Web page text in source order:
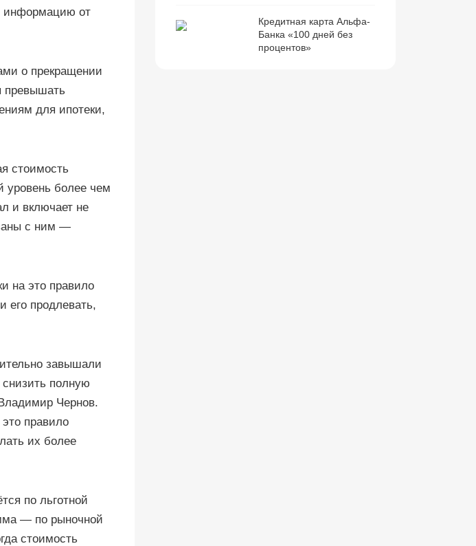
информацию от
о прекращении
превышать
для ипотеки,
стоимость
уровень более чем
и включает не
с ним —
на это правило
его продлевать,
завышали
снизить полную
Чернов.
правило
их более
по льготной
— по рыночной
стоимость
Кредитная карта Альфа-
Банка «100 дней без
процентов»